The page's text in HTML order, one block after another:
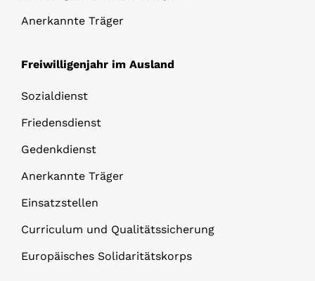
Anerkannte Träger
Freiwilligenjahr im Ausland
Sozialdienst
Friedensdienst
Gedenkdienst
Anerkannte Träger
Einsatzstellen
Curriculum und Qualitätssicherung
Europäisches Solidaritätskorps